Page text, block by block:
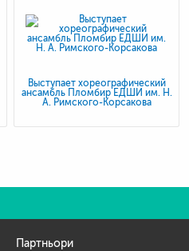
Выступает хореографический
ансамбль Пломбир ЕДШИ им. Н.
А. Римского-Корсакова
Партньори